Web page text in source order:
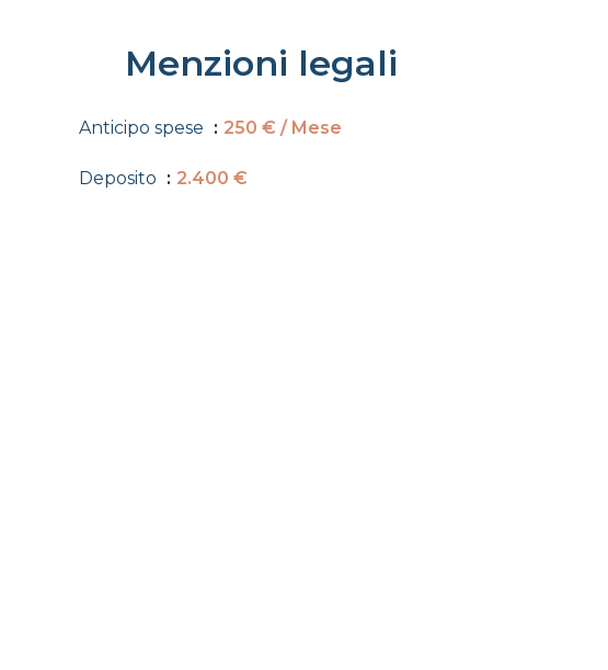
Menzioni legali
Anticipo spese 250 € / Mese
Deposito 2.400 €